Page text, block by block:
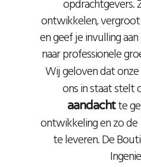
opdrachtgevers.
ontwikkelen,
en geef je invulling
naar professionele
Wij geloven dat onze
ons in staat stelt
aandachtte
ontwikkeling en zo de
te leveren. De